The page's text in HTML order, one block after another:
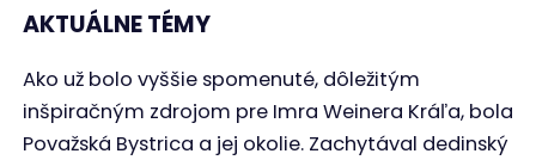
AKTUÁLNE TÉMY
Ako už bolo vyššie spomenuté, dôležitým
inšpiračným zdrojom pre Imra Weinera Kráľa, bola
Považská Bystrica a jej okolie. Zachytával dedinský